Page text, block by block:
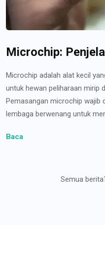
Microchip:
Microchip adalah alat kecil
untuk hewan peliharaan mirip
Pemasangan microchip wajib
lembaga berwenang untuk
Baca
Semua